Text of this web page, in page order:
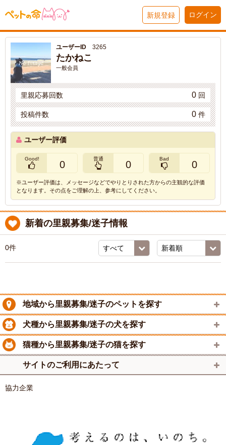
新規登録 ログイン
ユーザーID 3265
たかねこ
一般会員
里親応募回数 0 回
投稿件数 0 件
ユーザー評価
Good!
0
普通
0
Bad
0
※ユーザー評価は、メッセージなどでやりとりされた方からの主観的な評価
となります。その点をご理解の上、参考にしてください。
新着の里親募集/迷子情報
0件
地域から里親募集/迷子のペットを探す
犬種から里親募集/迷子の犬を探す
猫種から里親募集/迷子の猫を探す
サイトのご利用にあたって
協力企業